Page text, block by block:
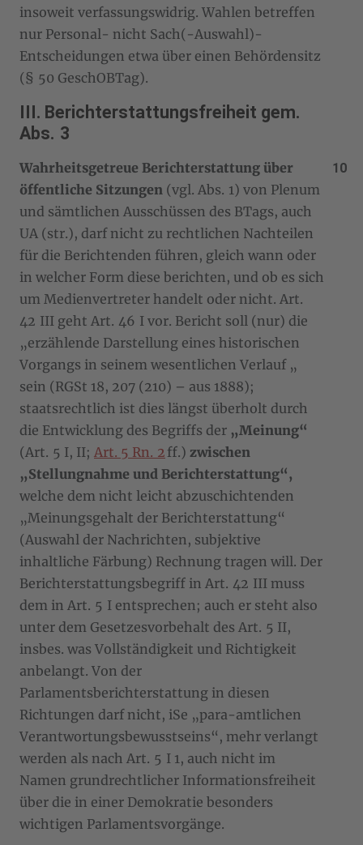
insoweit verfassungswidrig. Wahlen betreffen
nur Personal- nicht Sach(-Auswahl)-
Entscheidungen etwa über einen Behördensitz
(§ 50 GeschOBTag).
III. Berichterstattungsfreiheit gem.
Abs. 3
Wahrheitsgetreue Berichterstattung über
öffentliche Sitzungen (vgl. Abs. 1) von Plenum
und sämtlichen Ausschüssen des BTags, auch
UA (str.), darf nicht zu rechtlichen Nachteilen
für die Berichtenden führen, gleich wann oder
in welcher Form diese berichten, und ob es sich
um Medienvertreter handelt oder nicht. Art.
42 III geht Art. 46 I vor. Bericht soll (nur) die
„erzählende Darstellung eines historischen
Vorgangs in seinem wesentlichen Verlauf „
sein (RGSt 18, 207 (210) – aus 1888);
staatsrechtlich ist dies längst überholt durch
die Entwicklung des Begriffs der „Meinung“
(Art. 5 I, II; Art. 5 Rn. 2 ff.) zwischen
„Stellungnahme und Berichterstattung“,
welche dem nicht leicht abzuschichtenden
„Meinungsgehalt der Berichterstattung“
(Auswahl der Nachrichten, subjektive
inhaltliche Färbung) Rechnung tragen will. Der
Berichterstattungsbegriff in Art. 42 III muss
dem in Art. 5 I entsprechen; auch er steht also
unter dem Gesetzesvorbehalt des Art. 5 II,
insbes. was Vollständigkeit und Richtigkeit
anbelangt. Von der
Parlamentsberichterstattung in diesen
Richtungen darf nicht, iSe „para-amtlichen
Verantwortungsbewusstseins“, mehr verlangt
werden als nach Art. 5 I 1, auch nicht im
Namen grundrechtlicher Informationsfreiheit
über die in einer Demokratie besonders
wichtigen Parlamentsvorgänge.